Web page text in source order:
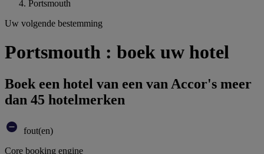
Portsmouth
Uw volgende bestemming
Portsmouth : boek uw hotel
Boek een hotel van een van Accor's meer
dan 45 hotelmerken
fout(en)
Core booking engine